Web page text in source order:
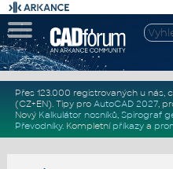
Přes 123.000 registrovaných u nás,
(CZ+EN). Tipy pro AutoCAD 2027,
Nový Kalkulátor nosníků, Spirograf
Převodníky. Kompletní příkazya